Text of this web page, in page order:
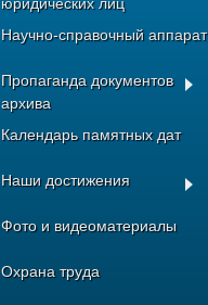
юридических лиц
Научно-справочный аппарат
Пропаганда документов
архива
Календарь памятных дат
Наши достижения
Фото и видеоматериалы
Охрана труда